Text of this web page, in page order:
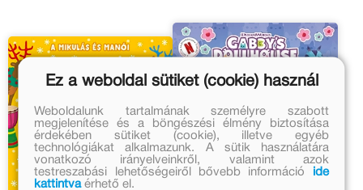
Ez a weboldal sütiket (cookie) használ
Weboldalunk tartalmának személyre szabott
megjelenítése és a böngészési élmény biztosítása
érdekében sütiket (cookie), illetve egyéb
technológiákat alkalmazunk. A sütik használatára
vonatkozó irányelveinkről, valamint azok
testreszabási lehetőségeiről bővebb információ
ide
kattintvaérhető el.